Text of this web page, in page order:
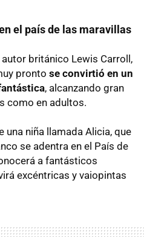
el país de las maravillas
británico Lewis Carroll,
pronto se convirtió en un
, alcanzando gran
como en adultos.
una niña llamada Alicia, que
se adentra en el País de
a fantásticos
excéntricas y vaiopintas